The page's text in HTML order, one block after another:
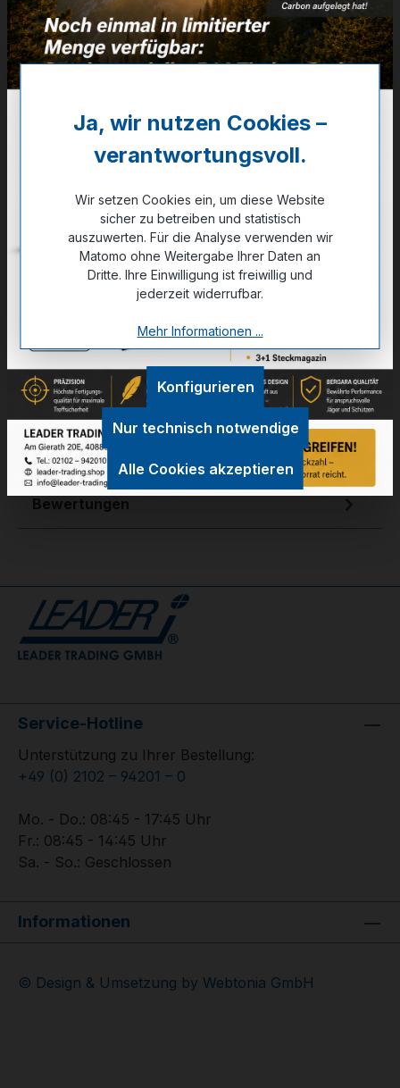
✔10 Schuss Magazin - 30MOA Schiene
774,00 €
❌ Nicht auf Lager
Registrieren Sie sich jetzt.
auswählen
.22 WMR .17 HMR
Technische Daten
GPSR Information
Bewertungen
Service-Hotline
Unterstützung zu Ihrer Bestellung:
+49 (0) 2102 – 94201 – 0
Mo. - Do.: 08:45 - 17:45 Uhr
Fr.: 08:45 - 14:45 Uhr
Sa. - So.: Geschlossen
Informationen
© Design & Umsetzung by Webtonia GmbH
Ja, wir nutzen Cookies –
verantwortungsvoll.
Wir setzen Cookies ein, um diese Website
sicher zu betreiben und statistisch
auszuwerten. Für die Analyse verwenden wir
Matomo ohne Weitergabe Ihrer Daten an
Dritte. Ihre Einwilligung ist freiwillig und
jederzeit widerrufbar.
Mehr Informationen ...
Nur technisch notwendige
Konfigurieren
Alle Cookies akzeptieren